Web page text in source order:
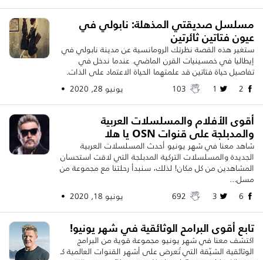
مسلسل صديقتي المذهلة: نابولي في
عيون فتاتين ثائرتين
ستغير هذه القصة نظرتك الرومانسية عن مدينة نابولي في
إيطاليا في خمسينيات القرن الماضي. عندما ندخل في
تفاصيل حياة فتاتين قد علمتهما الحياة الاعتماد على الذات.
يونيو 28, 2020 •
أقوى الأفلام والمسلسلات العربية
والمدبلجة على قنوات OSN يا هلا
شاهد معنا في شهر يونيو أحدث المسلسلات العربية
الجديدة والمسلسلات التركية المدبلجة التي لاقت استحسان
المشاهدين من كل مكان! لذلك، سنبدأ رحلتنا مع مجموعة من
مسل...
يونيو 18, 2020 •
تابع أقوى البرامح الوثائقية في شهر يونيو!
اكتشف معنا في شهر يونيو مجموعة قوية من البرامج
الوثائقية الشيّقة التي تُعرض على أشهر القنوات العالمية كـ